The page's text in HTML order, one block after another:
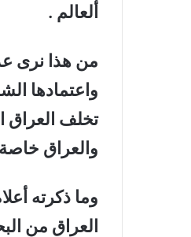
ألعالم .
من هذا نرى
واعتمادها
تخلف العراق
والعراق
وما ذكرته
العراق من